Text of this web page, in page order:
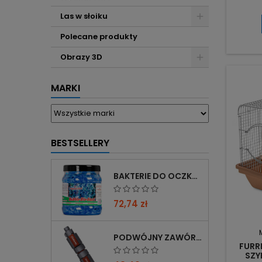
Las w słoiku
Polecane produkty
Obrazy 3D
MARKI
BESTSELLERY
BAKTERIE DO OCZKA WODNEGO FEMANGA BUBBLE BIO START 1000 ML
72,74 zł
PODWÓJNY ZAWÓR CHIHIROS DOUBLE TAP 12/16→16/22 Z REDUKCJĄ 12→16 MM